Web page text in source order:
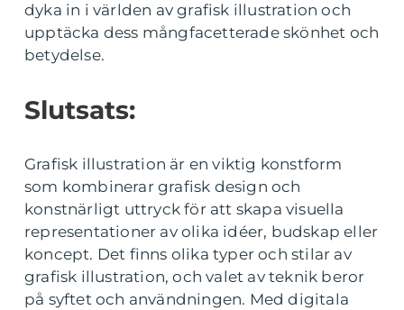
dyka in i världen av grafisk illustration och
upptäcka dess mångfacetterade skönhet och
betydelse.
Slutsats:
Grafisk illustration är en viktig konstform
som kombinerar grafisk design och
konstnärligt uttryck för att skapa visuella
representationer av olika idéer, budskap eller
koncept. Det finns olika typer och stilar av
grafisk illustration, och valet av teknik beror
på syftet och användningen. Med digitala